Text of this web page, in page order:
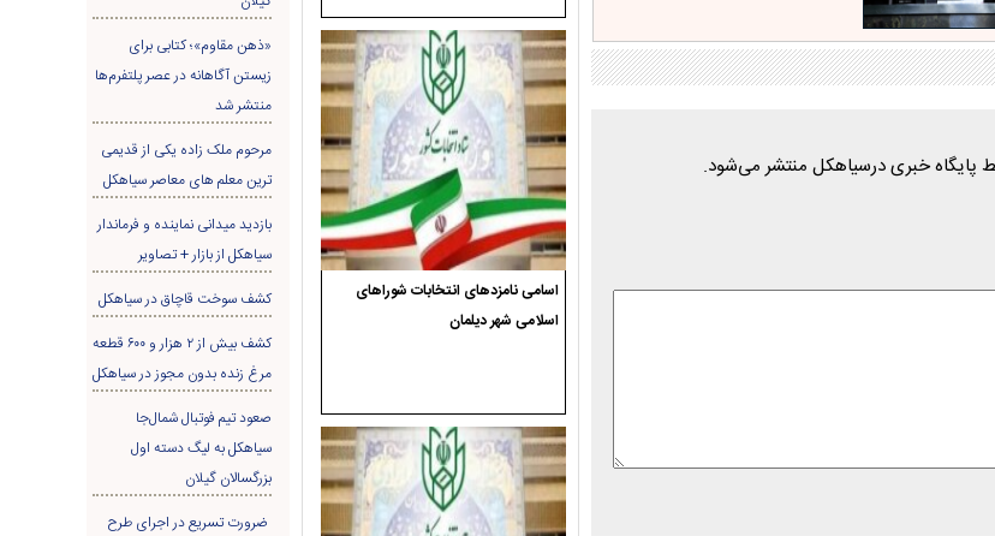
اسامی نامزدهای انتخابات شوراهای
اسلامی شهر دیلمان
«ذهن مقاوم»؛ کتابی برای
زیستن آگاهانه در عصر پلتفرم‌ها
منتشر شد
مرحوم ملک زاده یکی از قدیمی
ترین معلم های معاصر سیاهکل
بازدید میدانی نماینده و فرماندار
سیاهکل از بازار + تصاویر
کشف سوخت قاچاق در سياهکل
کشف بیش از ۲ هزار و ۶۰۰ قطعه
مرغ زنده بدون مجوز در سیاهکل
صعود تیم فوتبال شمال‌جا‌
سیاهکل به لیگ دسته اول
بزرگسالان گیلان
ضرورت تسریع در اجرای طرح